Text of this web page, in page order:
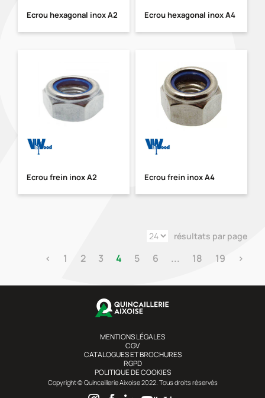
Ecrou hexagonal inox A2 Ecrou hexagonal inox A4
Ecrou frein inox A2 Ecrou frein inox A4
résultats par page
‹ 1 2 3 4 5 6 ... 18 19 ›
MENTIONS LÉGALES
CGV
CATALOGUES ET BROCHURES
RGPD
POLITIQUE DE COOKIES
Copyright © Quincaillerie Aixoise 2022. Tous droits réservés